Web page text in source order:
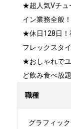
★超人気Vチュ
イン業務全般！
★休日128日！
フレックスタ
★おしゃれで
ど飲み食べ放
職種
グラフィッ